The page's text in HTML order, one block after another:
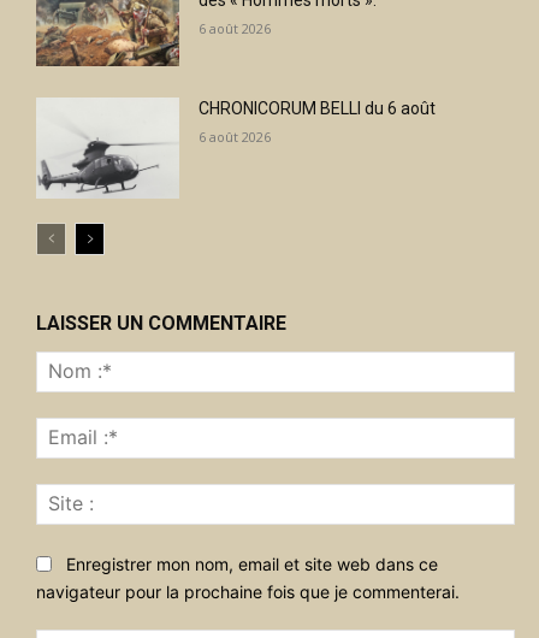
6 août 2026
CHRONICORUM BELLI du 6 août
6 août 2026
LAISSER UN COMMENTAIRE
:*
:*
:
Enregistrer mon nom, email et site web dans ce
navigateur pour la prochaine fois que je commenterai.